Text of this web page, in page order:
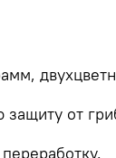
от